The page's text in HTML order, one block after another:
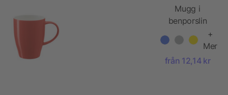
Mugg i
benporslin
+
Mer
från 12,14 kr